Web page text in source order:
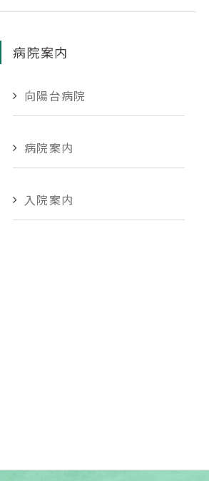
病院案内
向陽台病院
病院案内
入院案内